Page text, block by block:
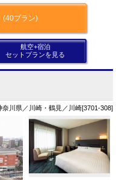
(40プラン)
航空+宿泊
セットプランを見る
奈川県／川崎・鶴見／川崎[3701-308]